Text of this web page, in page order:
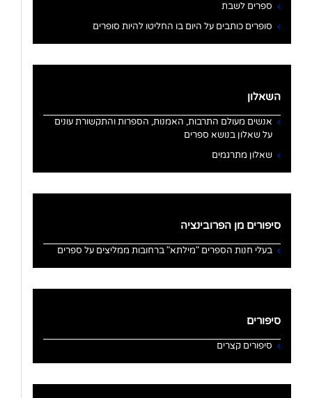
ספרים לשבת
סופרים כותבים על היום בו החליטו להיות סופרים
השאלון
אנשים מעולם התרבות, האמנות, הספרות והתקשורת עונים
על שאלון בנושא ספרים
שאלון מתרגמים
סיפורים מן הפרובינציה
בעלי חנות הספרים "מילתא" ברחובות ממליצים על ספרים
סיפורים
סיפורים קצרים